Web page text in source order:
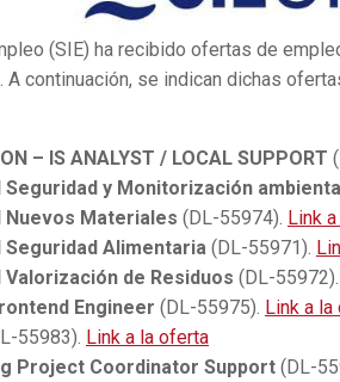
(SIE) ha recibido ofertas de
A continuación, se indican dichas
– IS ANALYST / LOCAL SUPPORT
y Monitorización ambiental
Materiales (DL-55974). Link
Alimentaria (DL-55971).
de Residuos (DL-55972).
Engineer (DL-55975). Link a
55983). Link a la oferta
Project Coordinator Support (DL-